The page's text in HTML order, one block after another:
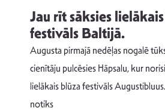
Jau rīt sāksies
festivāls Baltijā.
Augusta pirmajā nedēļas nogalē
cienītāju pulcēsies Hāpsalu, kur
lielākais blūza festivāls
notiks